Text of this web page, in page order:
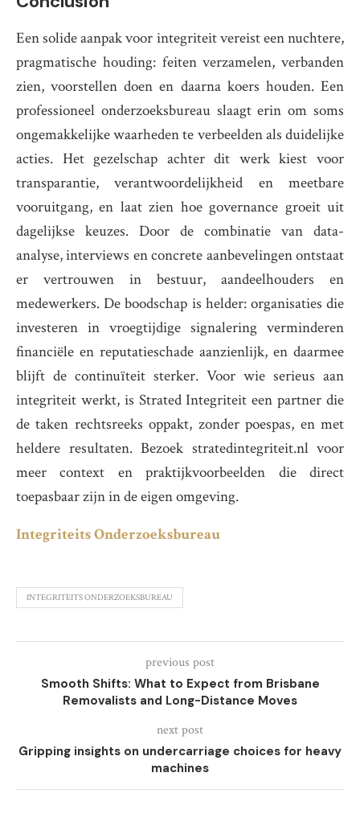
Een solide aanpak voor integriteit vereist een nuchtere,
pragmatische houding: feiten verzamelen, verbanden
zien, voorstellen doen en daarna koers houden. Een
professioneel onderzoeksbureau slaagt erin om soms
ongemakkelijke waarheden te verbeelden als duidelijke
acties. Het gezelschap achter dit werk kiest voor
transparantie, verantwoordelijkheid en meetbare
vooruitgang, en laat zien hoe governance groeit uit
dagelijkse keuzes. Door de combinatie van data-
analyse, interviews en concrete aanbevelingen ontstaat
er vertrouwen in bestuur, aandeelhouders en
medewerkers. De boodschap is helder: organisaties die
investeren in vroegtijdige signalering verminderen
financiële en reputatieschade aanzienlijk, en daarmee
blijft de continuïteit sterker. Voor wie serieus aan
integriteit werkt, is Strated Integriteit een partner die
de taken rechtsreeks oppakt, zonder poespas, en met
heldere resultaten. Bezoek stratedintegriteit.nl voor
meer context en praktijkvoorbeelden die direct
toepasbaar zijn in de eigen omgeving.
Integriteits Onderzoeksbureau
INTEGRITEITS ONDERZOEKSBUREAU
previous post
Smooth Shifts: What to Expect from Brisbane
Removalists and Long-Distance Moves
next post
Gripping insights on undercarriage choices for heavy
machines